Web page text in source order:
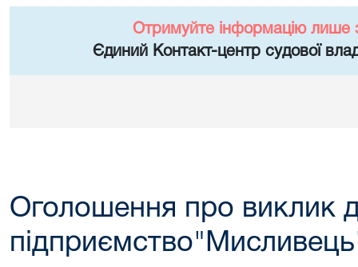
Отримуйте інформацію лише
Єдиний Контакт-центр судової
Оголошення про виклик